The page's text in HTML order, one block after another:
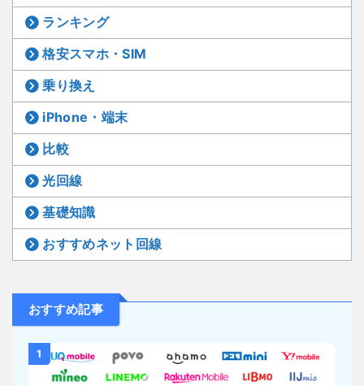
ランキング
格安スマホ・SIM
乗り換え
iPhone・端末
比較
光回線
基礎知識
おすすめネット回線
おすすめ記事
1